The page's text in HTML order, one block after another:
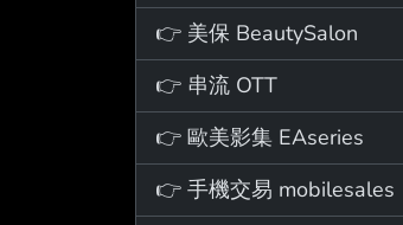
👉 美保 BeautySalon
👉 串流 OTT
👉 歐美影集 EAseries
👉 手機交易 mobilesales